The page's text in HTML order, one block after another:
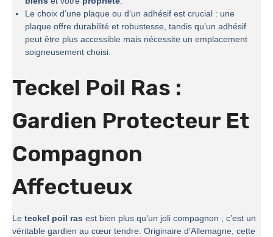
Le choix d’une plaque ou d’un adhésif est crucial : une
plaque offre durabilité et robustesse, tandis qu’un adhésif
peut être plus accessible mais nécessite un emplacement
soigneusement choisi.
Teckel Poil Ras :
Gardien Protecteur Et
Compagnon
Affectueux
Le teckel poil ras est bien plus qu’un joli compagnon ; c’est un
véritable gardien au cœur tendre. Originaire d’Allemagne, cette